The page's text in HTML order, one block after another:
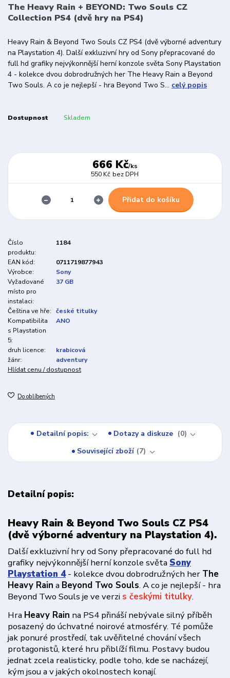
The Heavy Rain + BEYOND: Two Souls CZ
Collection PS4 (dvě hry na PS4)
Heavy Rain & Beyond Two Souls CZ PS4 (dvě výborné adventury
na Playstation 4). Další exkluzivní hry od Sony přepracované do
full hd grafiky nejvýkonnější herní konzole světa Sony Playstation
4 - kolekce dvou dobrodružných her The Heavy Rain a Beyond
Two Souls. A co je nejlepší - hra Beyond Two S... celý popis
Dostupnost Skladem
666 Kč/ks
550 Kč bez DPH
Přidat do košíku
Číslo
produktu:
1184
EAN kód:
0711719877943
Výrobce:
Sony
Vyžadované
místo pro
instalaci:
37 GB
Čeština ve hře:
české titulky
Kompatibilita
s Playstation
5:
ANO
druh licence:
krabicová
žánr:
adventury
Hlídat cenu / dostupnost
Do oblíbených
Detailní popis: Dotazy a diskuze
0
Související zboží 7
Detailní popis:
Heavy Rain & Beyond Two Souls CZ PS4
(dvě výborné adventury na Playstation 4).
Další exkluzivní hry od Sony přepracované do full hd
grafiky nejvýkonnější herní konzole světa Sony
Playstation 4- kolekce dvou dobrodružných her The
Heavy Rain a Beyond Two Souls. A co je nejlepší - hra
Beyond Two Souls je ve verzi s českými titulky.
Hra Heavy Rain na PS4 přináší nebývale silný příběh
posazený do úchvatné noirové atmosféry. Té pomůže
jak ponuré prostředí, tak uvěřitelné chování všech
protagonistů, které hru přiblíží filmu. Postavy budou
jednat zcela realisticky, podle toho, kde se nacházejí,
kým jsou a v jakých okolnostech konají.